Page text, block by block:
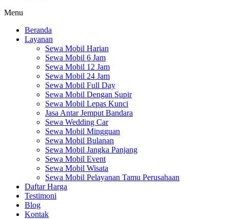
Menu
Beranda
Layanan
Sewa Mobil Harian
Sewa Mobil 6 Jam
Sewa Mobil 12 Jam
Sewa Mobil 24 Jam
Sewa Mobil Full Day
Sewa Mobil Dengan Supir
Sewa Mobil Lepas Kunci
Jasa Antar Jemput Bandara
Sewa Wedding Car
Sewa Mobil Mingguan
Sewa Mobil Bulanan
Sewa Mobil Jangka Panjang
Sewa Mobil Event
Sewa Mobil Wisata
Sewa Mobil Pelayanan Tamu Perusahaan
Daftar Harga
Testimoni
Blog
Kontak